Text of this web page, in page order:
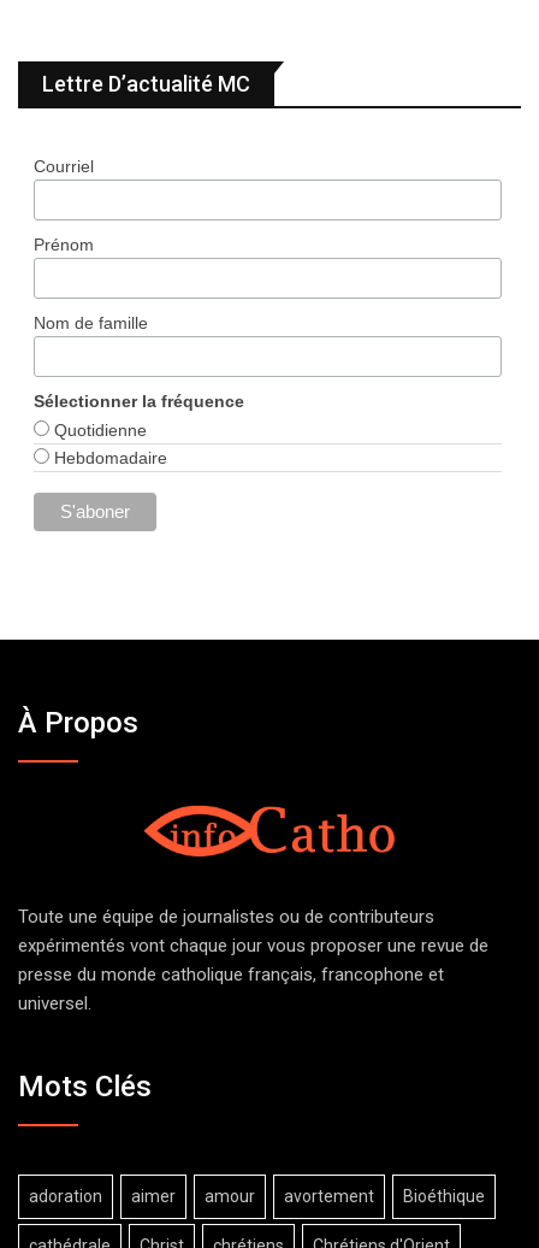
Lettre D’actualité MC
Courriel
Prénom
Nom de famille
Sélectionner la fréquence
Quotidienne
Hebdomadaire
À Propos
Toute une équipe de journalistes ou de contributeurs
expérimentés vont chaque jour vous proposer une revue de
presse du monde catholique français, francophone et
universel.
Mots Clés
adoration aimer amour avortement Bioéthique